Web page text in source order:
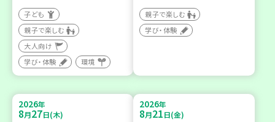
子ども
親子で楽しむ
大人向け
学び・体験
環境
親子で楽しむ
学び・体験
2026年
8月27日(木)
2026年
8月21日(金)